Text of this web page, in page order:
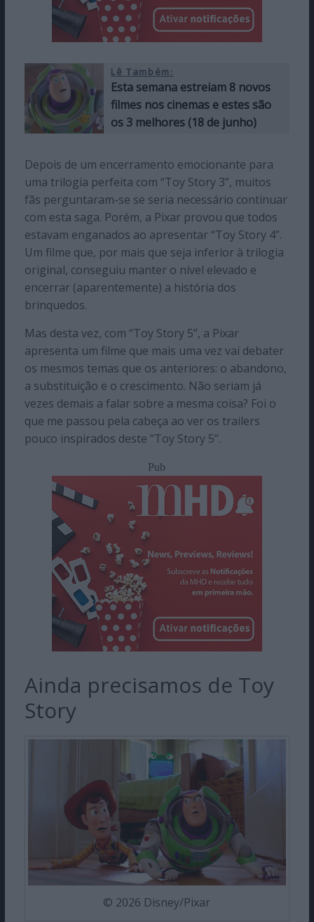
Lê Também:
Esta semana estreiam 8 novos
filmes nos cinemas e estes são
os 3 melhores (18 de junho)
Depois de um encerramento emocionante para
uma trilogia perfeita com “Toy Story 3”, muitos
fãs perguntaram-se se seria necessário continuar
com esta saga. Porém, a Pixar provou que todos
estavam enganados ao apresentar “Toy Story 4”.
Um filme que, por mais que seja inferior à trilogia
original, conseguiu manter o nível elevado e
encerrar (aparentemente) a história dos
brinquedos.
Mas desta vez, com “Toy Story 5”, a Pixar
apresenta um filme que mais uma vez vai debater
os mesmos temas que os anteriores: o abandono,
a substituição e o crescimento. Não seriam já
vezes demais a falar sobre a mesma coisa? Foi o
que me passou pela cabeça ao ver os trailers
pouco inspirados deste “Toy Story 5”.
Pub
Ainda precisamos de Toy
Story
© 2026 Disney/Pixar